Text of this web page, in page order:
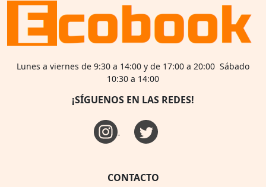
Lunes a viernes de 9:30 a 14:00 y de 17:00 a 20:00 Sábado
10:30 a 14:00
¡SÍGUENOS EN LAS REDES!
CONTACTO